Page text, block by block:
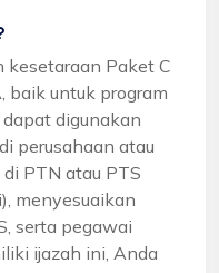
kesetaraan Paket C
baik untuk program
dapat digunakan
perusahaan atau
PTN atau PTS
menyesuaikan
serta pegawai
ijazah ini, Anda